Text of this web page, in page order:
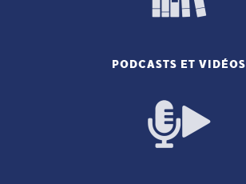
PODCASTS ET VIDÉOS